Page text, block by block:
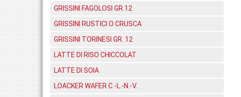
GRISSINI FAGOLOSI GR.12
GRISSINI RUSTICI O CRUSCA
GRISSINI TORINESI GR. 12
LATTE DI RISO CHICCOLAT
LATTE DI SOIA
LOACKER WAFER C.-L.-N.-V.